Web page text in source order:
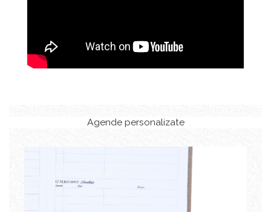
Agende personalizate